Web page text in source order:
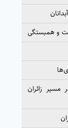
و همبستگی
مسیر زائران